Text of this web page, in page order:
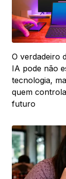
O verdadeiro
IA pode não
tecnologia,
quem
futuro